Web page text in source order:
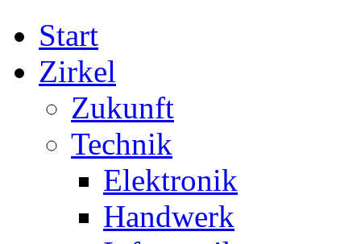
Start
Zirkel
Zukunft
Technik
Elektronik
Handwerk